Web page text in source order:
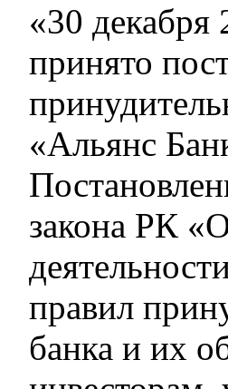
«30
принято
«Альянс
закона РК
правил
банка и их